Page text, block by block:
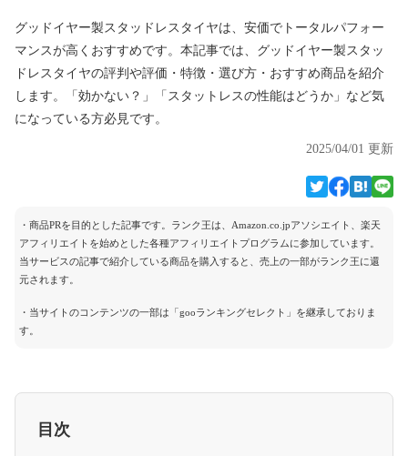
グッドイヤー製スタッドレスタイヤは、安価でトータルパフォー
マンスが高くおすすめです。本記事では、グッドイヤー製スタッ
ドレスタイヤの評判や評価・特徴・選び方・おすすめ商品を紹介
します。「効かない？」「スタットレスの性能はどうか」など気
になっている方必見です。
2025/04/01 更新
・商品PRを目的とした記事です。ランク王は、Amazon.co.jpアソシエイト、楽天
アフィリエイトを始めとした各種アフィリエイトプログラムに参加しています。
当サービスの記事で紹介している商品を購入すると、売上の一部がランク王に還
元されます。
・当サイトのコンテンツの一部は「gooランキングセレクト」を継承しておりま
す。
目次